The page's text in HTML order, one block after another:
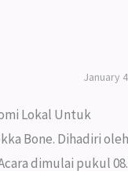
January
Lokal Untuk
Bone. Dihadiri
dimulai pukul